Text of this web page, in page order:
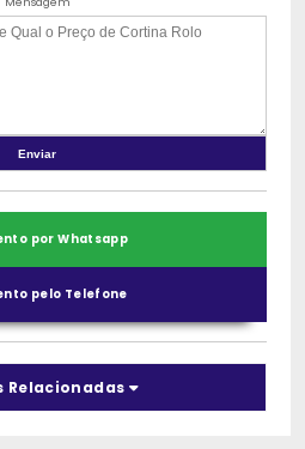
por Whatsapp
pelo Telefone
Relacionadas